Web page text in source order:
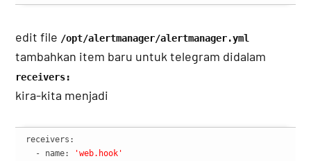
edit file /opt/alertmanager/alertmanager.yml
tambahkan item baru untuk telegram didalam
receivers:
kira-kita menjadi
receivers:
  - name:
'web.hook'